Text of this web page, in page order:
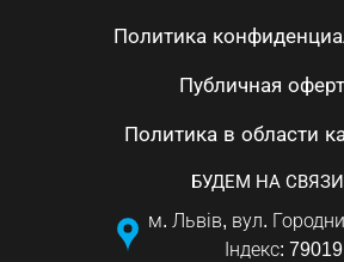
Политика
Публичная
Политика в области
БУДЕМ НА СВЯЗИ
м. Львів, вул.
Індекс: 79019